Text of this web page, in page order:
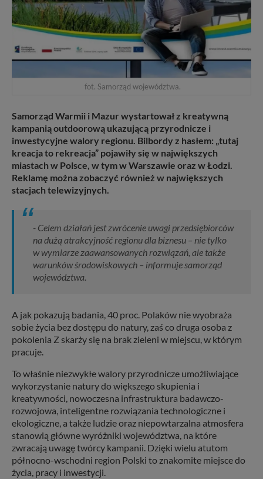
fot. Samorząd województwa.
Samorząd Warmii i Mazur wystartował z kreatywną
kampanią outdoorową ukazującą przyrodnicze i
inwestycyjne walory regionu. Bilbordy z hasłem: „tutaj
kreacja to rekreacja” pojawiły się w największych
miastach w Polsce, w tym w Warszawie oraz w Łodzi.
Reklamę można zobaczyć również w największych
stacjach telewizyjnych.
- Celem działań jest zwrócenie uwagi przedsiębiorców
na dużą atrakcyjność regionu dla biznesu – nie tylko
w wymiarze zaawansowanych rozwiązań, ale także
warunków środowiskowych – informuje samorząd
województwa.
A jak pokazują badania, 40 proc. Polaków nie wyobraża
sobie życia bez dostępu do natury, zaś co druga osoba z
pokolenia Z skarży się na brak zieleni w miejscu, w którym
pracuje.
To właśnie niezwykłe walory przyrodnicze umożliwiające
wykorzystanie natury do większego skupienia i
kreatywności, nowoczesna infrastruktura badawczo-
rozwojowa, inteligentne rozwiązania technologiczne i
ekologiczne, a także ludzie oraz niepowtarzalna atmosfera
stanowią główne wyróżniki województwa, na które
zwracają uwagę twórcy kampanii. Dzięki wielu atutom
północno-wschodni region Polski to znakomite miejsce do
życia, pracy i inwestycji.